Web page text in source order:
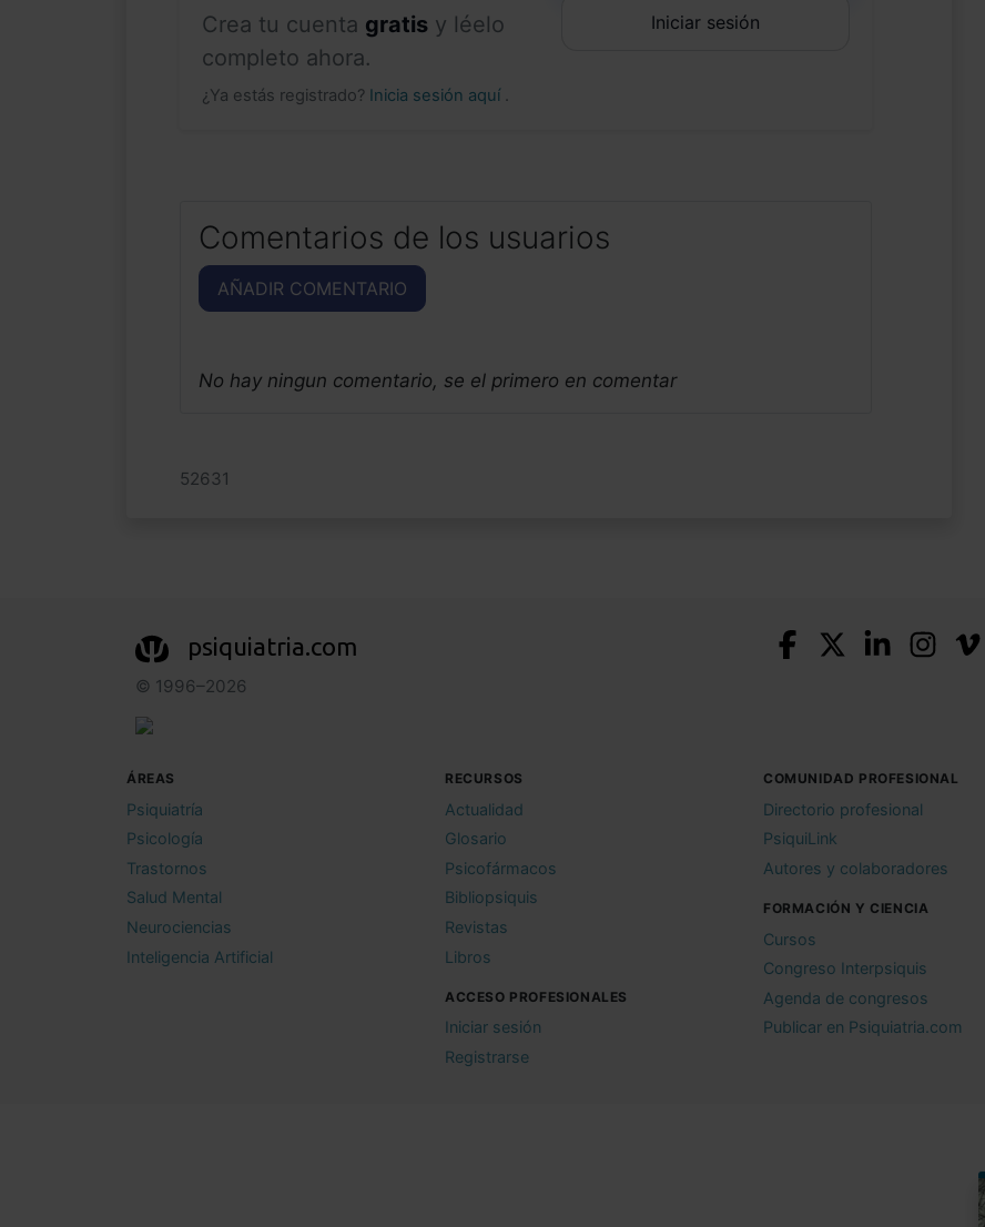
Crea tu cuenta gratis y léelo
completo ahora.
¿Ya estás registrado? Inicia sesión aquí .
Iniciar sesión
Comentarios de los usuarios
AÑADIR COMENTARIO
No hay ningun comentario, se el primero en comentar
52631
psiquiatria.com
© 1996–2026
ÁREAS
Psiquiatría
Psicología
Trastornos
Salud Mental
Neurociencias
Inteligencia Artificial
RECURSOS
Actualidad
Glosario
Psicofármacos
Bibliopsiquis
Revistas
Libros
ACCESO PROFESIONALES
Iniciar sesión
Registrarse
COMUNIDAD PROFESIONAL
Directorio profesional
PsiquiLink
Autores y colaboradores
FORMACIÓN Y CIENCIA
Cursos
Congreso Interpsiquis
Agenda de congresos
Publicar en Psiquiatria.com